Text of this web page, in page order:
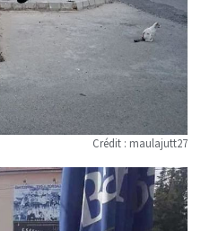
Crédit : maulajutt27